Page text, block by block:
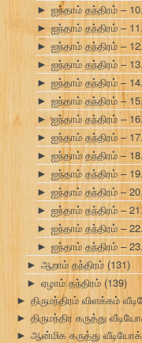
► ஐந்தாம் தந்திரம் –
► ஐந்தாம் தந்திரம் –
► ஐந்தாம் தந்திரம் –
► ஐந்தாம் தந்திரம் –
► ஐந்தாம் தந்திரம் –
► ஐந்தாம் தந்திரம் –
► ஐந்தாம் தந்திரம் –
► ஐந்தாம் தந்திரம் –
► ஐந்தாம் தந்திரம் –
► ஐந்தாம் தந்திரம் –
► ஐந்தாம் தந்திரம் –
► ஐந்தாம் தந்திரம் –
► ஐந்தாம் தந்திரம் –
► ஐந்தாம் தந்திரம் –
► ஆறாம் தந்திரம் (131)
► ஏழாம் தந்திரம் (139)
► திருமந்திரம் விளக்கம்
► திருமந்திர கருத்து
► ஆன்மிக கருத்து